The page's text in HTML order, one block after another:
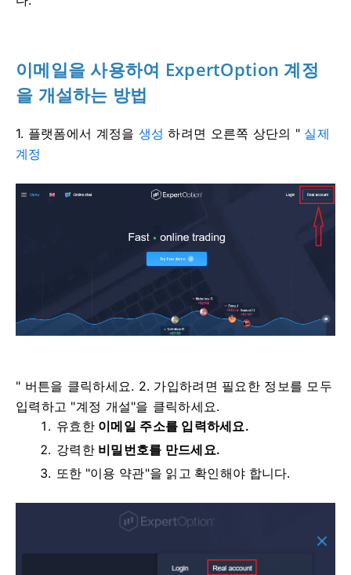
이메일을 사용하여 ExpertOption 계정
을 개설하는 방법
1. 플랫폼에서 계정을 생성 하려면 오른쪽 상단의 " 실제
계정
" 버튼을 클릭하세요. 2. 가입하려면 필요한 정보를 모두
입력하고 "계정 개설"을 클릭하세요.
유효한 이메일 주소를 입력하세요.
강력한 비밀번호를 만드세요.
또한 "이용 약관"을 읽고 확인해야 합니다.